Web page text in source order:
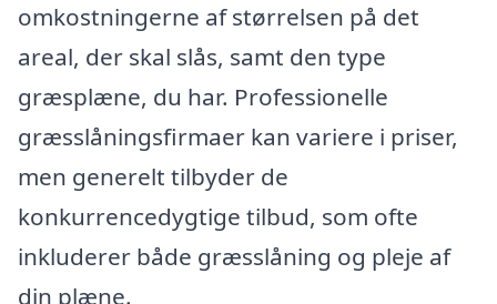
omkostningerne af størrelsen på det
areal, der skal slås, samt den type
græsplæne, du har. Professionelle
græsslåningsfirmaer kan variere i priser,
men generelt tilbyder de
konkurrencedygtige tilbud, som ofte
inkluderer både græsslåning og pleje af
din plæne.